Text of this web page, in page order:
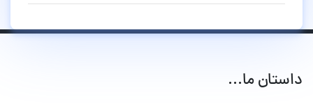
داستان ما...